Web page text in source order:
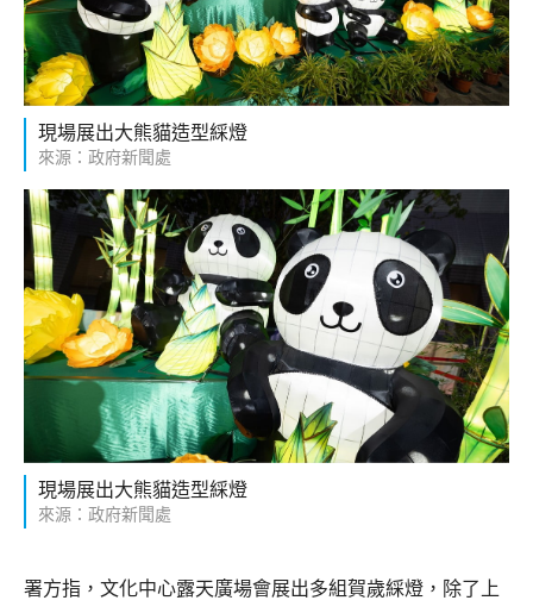
現場展出大熊貓造型綵燈
來源：政府新聞處
現場展出大熊貓造型綵燈
來源：政府新聞處
署方指，文化中心露天廣場會展出多組賀歲綵燈，除了上